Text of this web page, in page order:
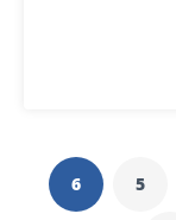
5
6